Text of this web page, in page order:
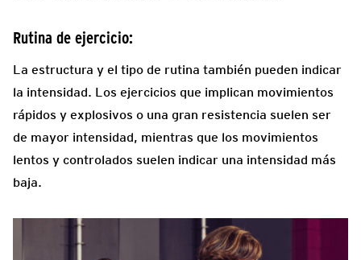
Rutina de ejercicio:
La estructura y el tipo de rutina también pueden indicar
la intensidad. Los ejercicios que implican movimientos
rápidos y explosivos o una gran resistencia suelen ser
de mayor intensidad, mientras que los movimientos
lentos y controlados suelen indicar una intensidad más
baja.